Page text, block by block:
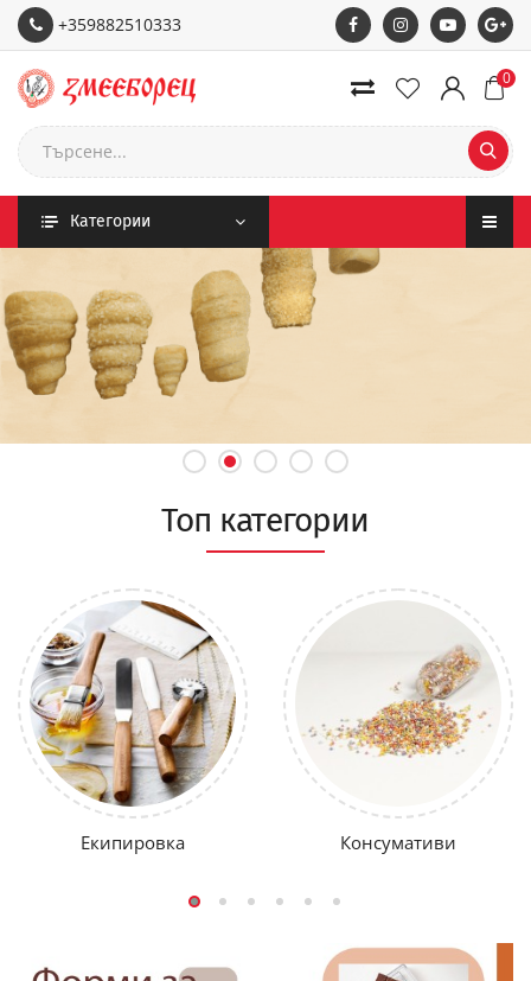
+359882510333
0
Категории
Топ категории
Екипировка Консумативи